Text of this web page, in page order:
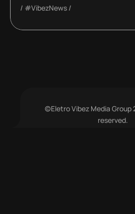
#VibezNews
©Eletro Vibez Media Group
reserved.